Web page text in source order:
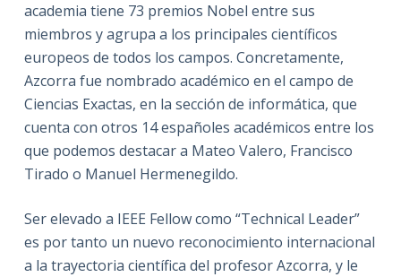
academia tiene 73 premios Nobel entre sus
miembros y agrupa a los principales científicos
europeos de todos los campos. Concretamente,
Azcorra fue nombrado académico en el campo de
Ciencias Exactas, en la sección de informática, que
cuenta con otros 14 españoles académicos entre los
que podemos destacar a Mateo Valero, Francisco
Tirado o Manuel Hermenegildo.
Ser elevado a IEEE Fellow como “Technical Leader”
es por tanto un nuevo reconocimiento internacional
a la trayectoria científica del profesor Azcorra, y le